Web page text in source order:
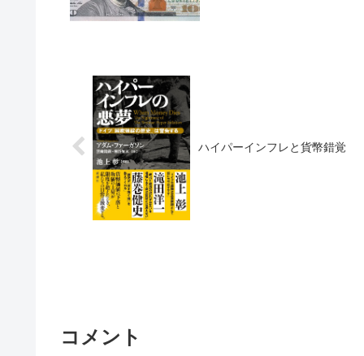
ハイパーインフレと貨幣錯覚
コメント